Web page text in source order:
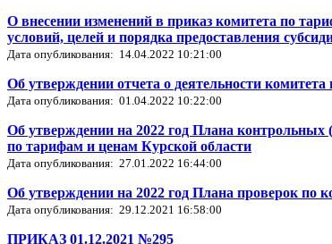
О внесении изменений в приказ комитета по
условий, целей и порядка предоставления
Дата опубликования: 14.04.2022 10:21:00
Об утверждении отчета о деятельности
Дата опубликования: 01.04.2022 10:22:00
Об утверждении на 2022 год Плана
по тарифам и ценам Курской области
Дата опубликования: 27.01.2022 16:44:00
Об утверждении на 2022 год Плана проверок по
Дата опубликования: 29.12.2021 16:58:00
ПРИКАЗ 01.12.2021 №295